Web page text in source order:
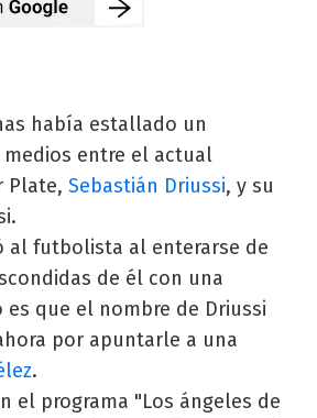
había estallado un
entre el actual
Plate, Sebastián Driussi, y su
al futbolista al enterarse de
de él con una
que el nombre de Driussi
por apuntarle a una
.
el programa "Los ángeles de